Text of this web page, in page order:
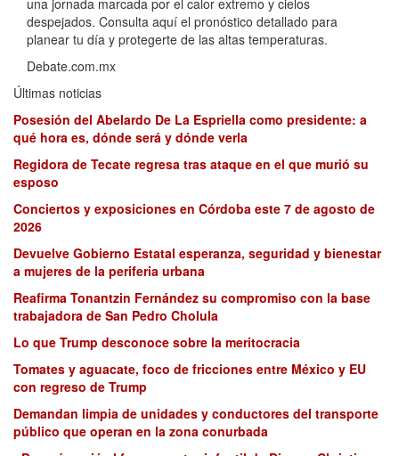
despejados. Consulta aquí el pronóstico detallado para
planear tu día y protegerte de las altas temperaturas.
Debate.com.mx
Últimas noticias
Posesión del Abelardo De La Espriella como presidente: a
qué hora es, dónde será y dónde verla
Regidora de Tecate regresa tras ataque en el que murió su
esposo
Conciertos y exposiciones en Córdoba este 7 de agosto de
2026
Devuelve Gobierno Estatal esperanza, seguridad y bienestar
a mujeres de la periferia urbana
Reafirma Tonantzin Fernández su compromiso con la base
trabajadora de San Pedro Cholula
Lo que Trump desconoce sobre la meritocracia
Tomates y aguacate, foco de fricciones entre México y EU
con regreso de Trump
Demandan limpia de unidades y conductores del transporte
público que operan en la zona conurbada